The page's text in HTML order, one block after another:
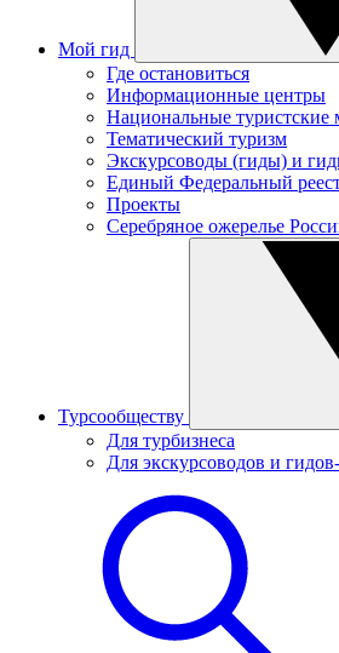
Мой гид
Где остановиться
Информационные центры
Национальные
Тематический туризм
Экскурсоводы (гиды) и
Единый Федеральный
Проекты
Серебряное ожерелье
Турсообществу
Для турбизнеса
Для экскурсоводов и